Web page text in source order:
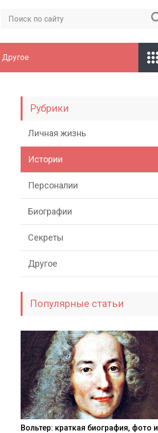
Другое
Рубрики
Личная жизнь
Истории
Персоналии
Биографии
Секреты
Другое
Популярные статьи
Вольтер: краткая биография, фото и